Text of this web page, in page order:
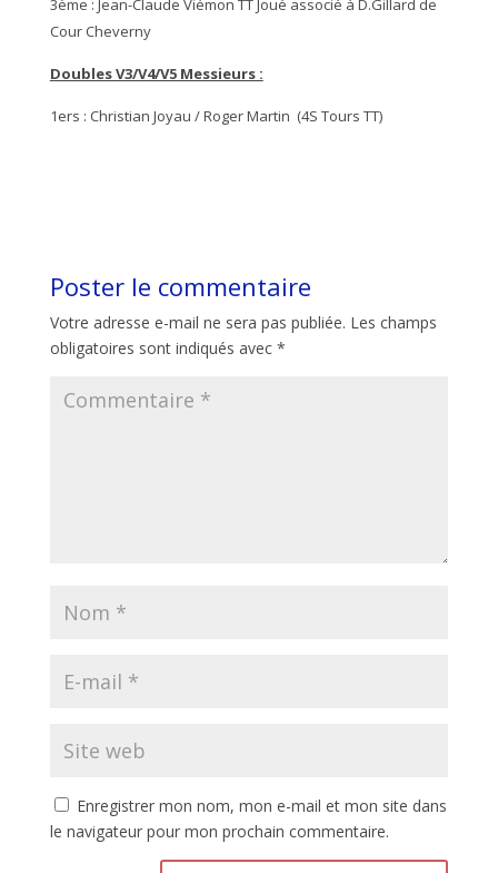
3ème : Jean-Claude Viémon TT Joué associé à D.Gillard de
Cour Cheverny
Doubles V3/V4/V5 Messieurs :
1ers : Christian Joyau / Roger Martin (4S Tours TT)
Poster le commentaire
Votre adresse e-mail ne sera pas publiée. Les champs
obligatoires sont indiqués avec *
Enregistrer mon nom, mon e-mail et mon site dans
le navigateur pour mon prochain commentaire.